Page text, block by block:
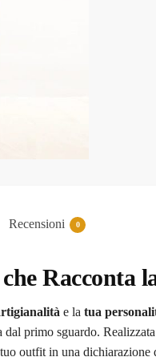
Recensioni 0
Racconta
e la tua
primo sguardo.
outfit in una dichiarazione